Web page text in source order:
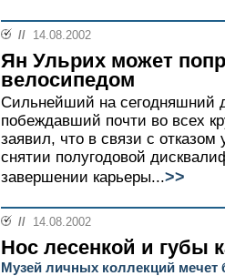
// 14.08.2002
Ян Ульрих может
велосипедом
Сильнейший на сегодняшний
побеждавший почти во всех
заявил, что в связи с
снятии полугодовой
завершении карьеры...>>
// 14.08.2002
Нос лесенкой и губы
Музей личных коллекций мечет